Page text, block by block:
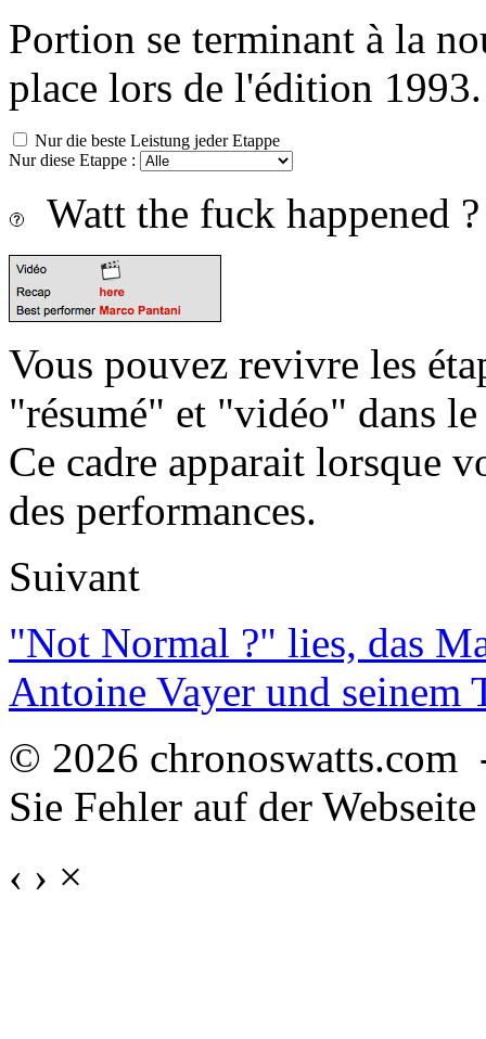
Portion se terminant à la
place lors de l'édition 1993.
Nur die beste Leistung jeder Etappe
Nur diese Etappe :
Watt the fuck happened ?
Vous pouvez revivre les
"résumé" et "vidéo" dans
Ce cadre apparait lorsque
des performances.
Suivant
"Not Normal ?" lies, das
Antoine Vayer und seinem
© 2026
Sie Fehler auf der
‹ › ×